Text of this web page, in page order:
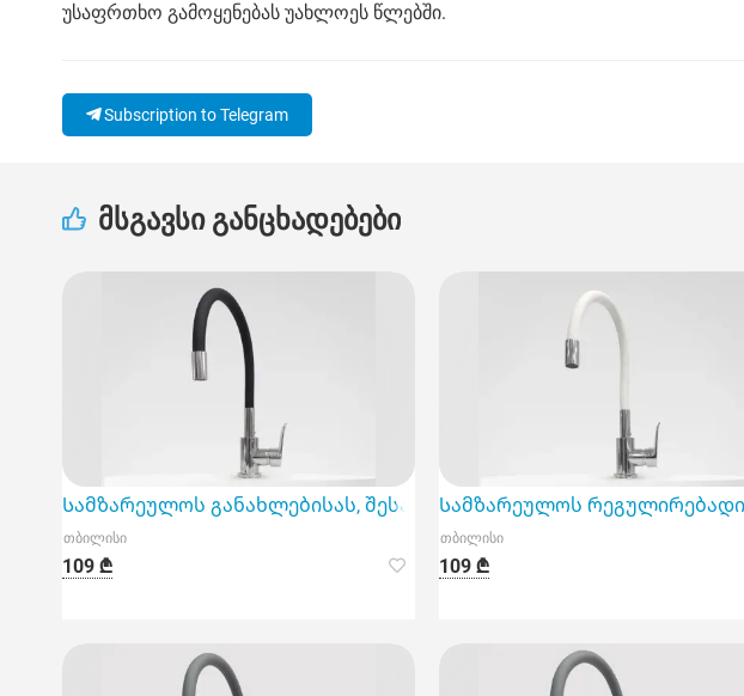
უსაფრთხო გამოყენებას უახლოეს წლებში.
Subscription to Telegram
მსგავსი განცხადებები
Სამზარეულოს განახლებისას, შესაფერისი ონკანის არჩევა
თბილისი
109 ₾
Სამზარეულოს რეგულირებადი
თბილისი
109 ₾